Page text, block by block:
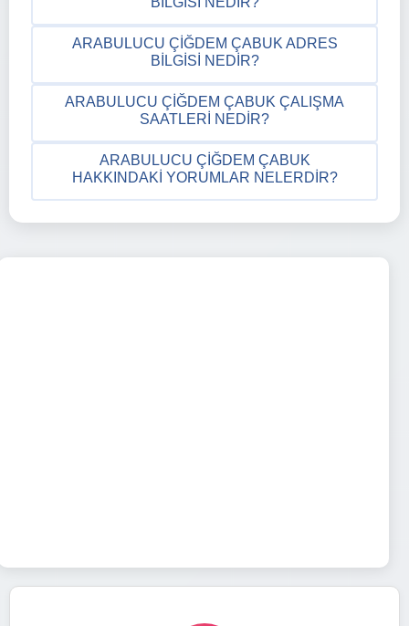
ARABULUCU ÇIĞDEM ÇABUK ADRES
BILGISI NEDIR?
ARABULUCU ÇIĞDEM ÇABUK ÇALIŞMA
SAATLERI NEDIR?
ARABULUCU ÇIĞDEM ÇABUK
HAKKINDAKI YORUMLAR NELERDIR?